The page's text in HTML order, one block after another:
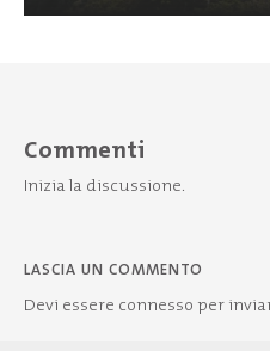
Commenti
Inizia la discussione.
LASCIA UN COMMENTO
Devi essere connesso per